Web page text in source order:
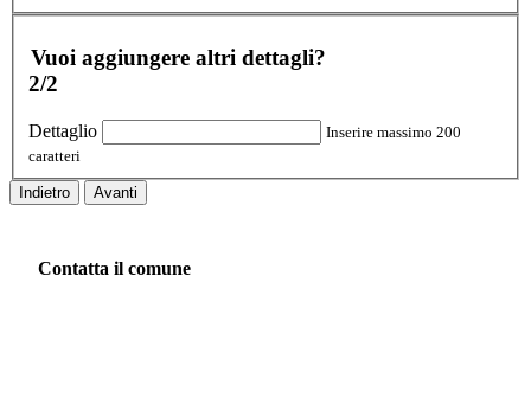
Vuoi aggiungere altri dettagli?
2/2
Dettaglio
Inserire massimo 200
caratteri
Indietro Avanti
Contatta il comune